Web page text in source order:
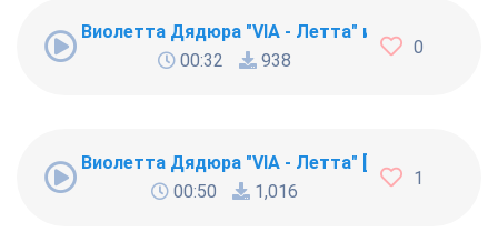
Виолетта Дядюра "VIA - Летта" и Артем
00:32
938
0
Виолетта Дядюра "VIA - Летта" [20804]
00:50
1,016
1